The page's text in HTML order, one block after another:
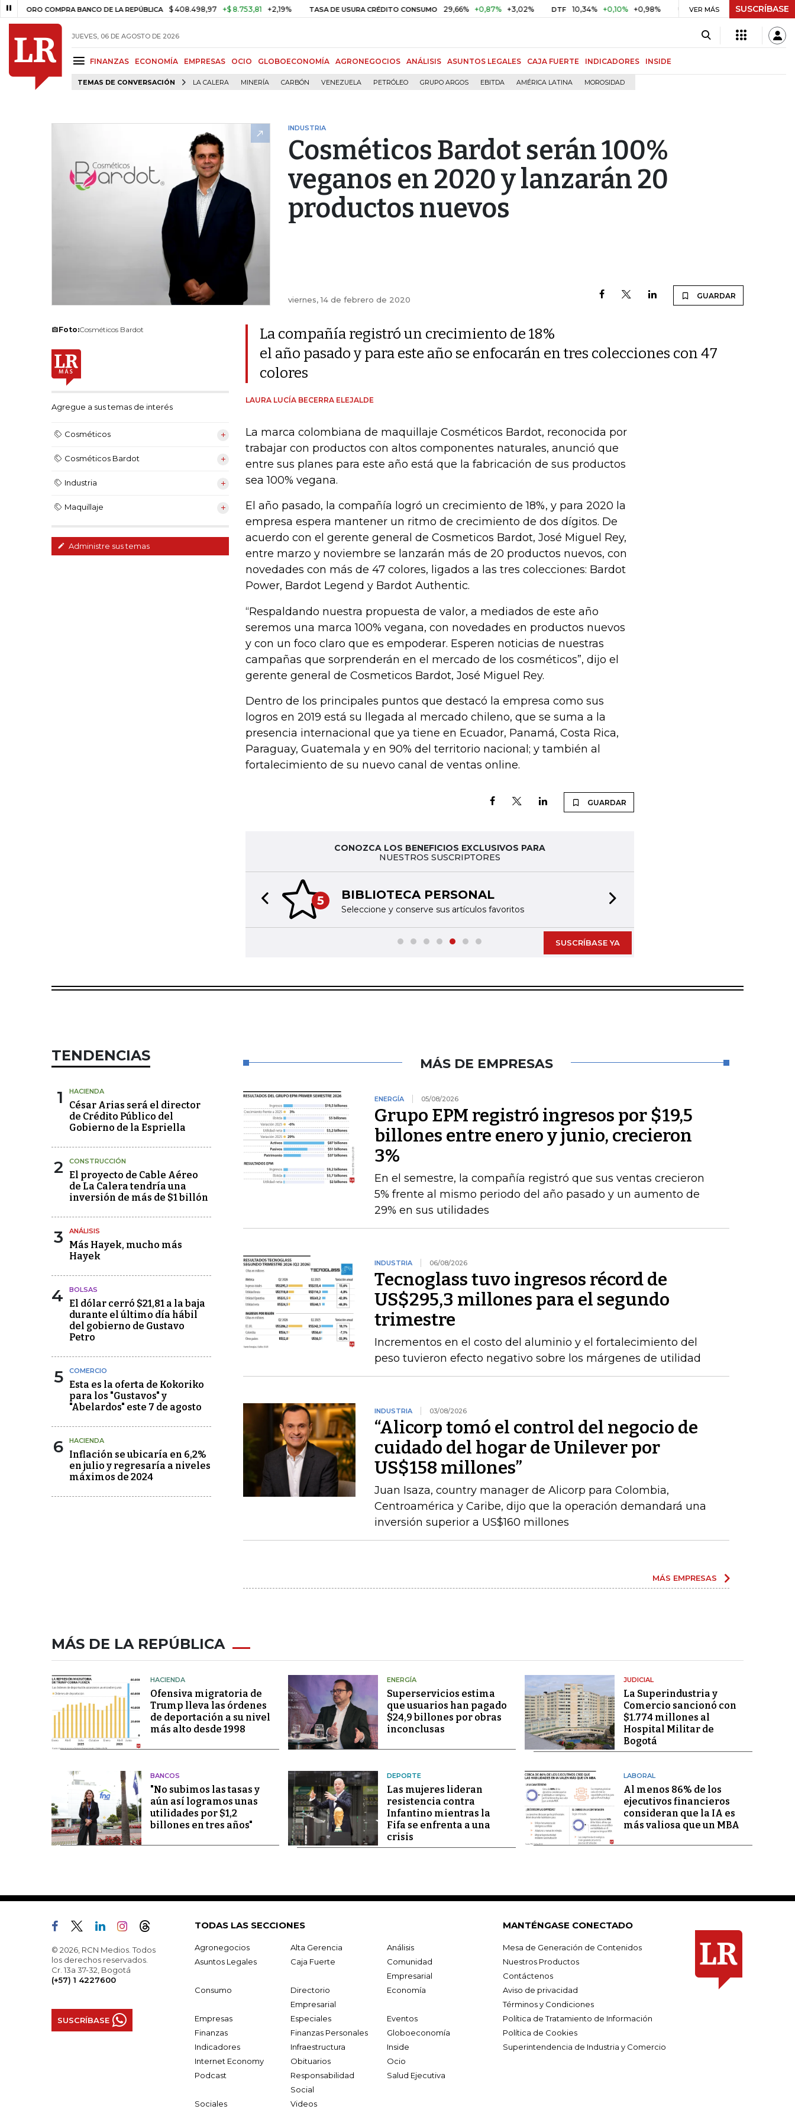
ORO COMPRA BANCO DE LA REPÚBLICA $ 408.498,97 +$ 8.753,81 +2,19% TASA DE USURA CRÉDITO CONSUMO 29,66% +0,87% +3,02% DTF 10,34% +0,10% +0,98% UVR $ 416,86 +$ 0,05 +0,01%
VER MÁS SUSCRÍBASE
JUEVES, 06 DE AGOSTO DE 2026
FINANZAS ECONOMÍA EMPRESAS OCIO GLOBOECONOMÍA AGRONEGOCIOS ANÁLISIS ASUNTOS LEGALES CAJA FUERTE INDICADORES INSIDE
TEMAS DE CONVERSACIÓN LA CALERA MINERÍA CARBÓN VENEZUELA PETRÓLEO GRUPO ARGOS EBITDA AMÉRICA LATINA MOROSIDAD
INDUSTRIA
Cosméticos Bardot serán 100%
veganos en 2020 y lanzarán 20
productos nuevos
viernes, 14 de febrero de 2020 GUARDAR
Foto:Cosméticos Bardot
Agregue a sus temas de interés
Cosméticos
Cosméticos Bardot
Industria
Maquillaje
Administre sus temas
La compañía registró un crecimiento de 18%
el año pasado y para este año se enfocarán en tres colecciones con 47
colores
LAURA LUCÍA BECERRA ELEJALDE
La marca colombiana de maquillaje Cosméticos Bardot, reconocida por
trabajar con productos con altos componentes naturales, anunció que
entre sus planes para este año está que la fabricación de sus productos
sea 100% vegana.
El año pasado, la compañía logró un crecimiento de 18%, y para 2020 la
empresa espera mantener un ritmo de crecimiento de dos dígitos. De
acuerdo con el gerente general de Cosmeticos Bardot, José Miguel Rey,
entre marzo y noviembre se lanzarán más de 20 productos nuevos, con
novedades con más de 47 colores, ligados a las tres colecciones: Bardot
Power, Bardot Legend y Bardot Authentic.
“Respaldando nuestra propuesta de valor, a mediados de este año
seremos una marca 100% vegana, con novedades en productos nuevos
y con un foco claro que es empoderar. Esperen noticias de nuestras
campañas que sorprenderán en el mercado de los cosméticos”, dijo el
gerente general de Cosmeticos Bardot, José Miguel Rey.
Dentro de los principales puntos que destacó la empresa como sus
logros en 2019 está su llegada al mercado chileno, que se suma a la
presencia internacional que ya tiene en Ecuador, Panamá, Costa Rica,
Paraguay, Guatemala y en 90% del territorio nacional; y también al
fortalecimiento de su nuevo canal de ventas online.
GUARDAR
CONOZCA LOS BENEFICIOS EXCLUSIVOS PARA
NUESTROS SUSCRIPTORES
5 BIBLIOTECA PERSONAL
Seleccione y conserve sus artículos favoritos
Previous slide
SUSCRÍBASE YA
TENDENCIAS
1 HACIENDA
César Arias será el director
de Crédito Público del
Gobierno de la Espriella
2 CONSTRUCCIÓN
El proyecto de Cable Aéreo
de La Calera tendría una
inversión de más de $1 billón
3 ANÁLISIS
Más Hayek, mucho más
Hayek
4 BOLSAS
El dólar cerró $21,81 a la baja
durante el último día hábil
del gobierno de Gustavo
Petro
5 COMERCIO
Esta es la oferta de Kokoriko
para los "Gustavos" y
"Abelardos" este 7 de agosto
6 HACIENDA
Inflación se ubicaría en 6,2%
en julio y regresaría a niveles
máximos de 2024
MÁS DE EMPRESAS
ENERGÍA 05/08/2026
Grupo EPM registró ingresos por $19,5
billones entre enero y junio, crecieron
3%
En el semestre, la compañía registró que sus ventas crecieron
5% frente al mismo periodo del año pasado y un aumento de
29% en sus utilidades
INDUSTRIA 06/08/2026
Tecnoglass tuvo ingresos récord de
US$295,3 millones para el segundo
trimestre
Incrementos en el costo del aluminio y el fortalecimiento del
peso tuvieron efecto negativo sobre los márgenes de utilidad
INDUSTRIA 03/08/2026
“Alicorp tomó el control del negocio de
cuidado del hogar de Unilever por
US$158 millones”
Juan Isaza, country manager de Alicorp para Colombia,
Centroamérica y Caribe, dijo que la operación demandará una
inversión superior a US$160 millones
MÁS EMPRESAS
MÁS DE LA REPÚBLICA
HACIENDA
Ofensiva migratoria de
Trump lleva las órdenes
de deportación a su nivel
más alto desde 1998
ENERGÍA
Superservicios estima
que usuarios han pagado
$24,9 billones por obras
inconclusas
JUDICIAL
La Superindustria y
Comercio sancionó con
$1.774 millones al
Hospital Militar de
Bogotá
BANCOS
"No subimos las tasas y
aún así logramos unas
utilidades por $1,2
billones en tres años"
DEPORTE
Las mujeres lideran
resistencia contra
Infantino mientras la
Fifa se enfrenta a una
crisis
LABORAL
Al menos 86% de los
ejecutivos financieros
consideran que la IA es
más valiosa que un MBA
© 2026, RCN Medios. Todos
los derechos reservados.
Cr. 13a 37-32, Bogotá
(+57) 1 4227600
SUSCRÍBASE
TODAS LAS SECCIONES
Agronegocios Alta Gerencia
Análisis
Asuntos Legales
Caja Fuerte
Comunidad
Empresarial
Consumo
Directorio
Empresarial
Economía
Empresas Especiales
Eventos
Finanzas
Finanzas Personales
Globoeconomía
Indicadores
Infraestructura
Inside
Internet Economy
Obituarios
Ocio
Podcast
Responsabilidad
Social
Salud Ejecutiva
Sociales Videos
MANTÉNGASE CONECTADO
Mesa de Generación de Contenidos
Nuestros Productos
Contáctenos
Aviso de privacidad
Términos y Condiciones
Política de Tratamiento de Información
Política de Cookies
Superintendencia de Industria y Comercio